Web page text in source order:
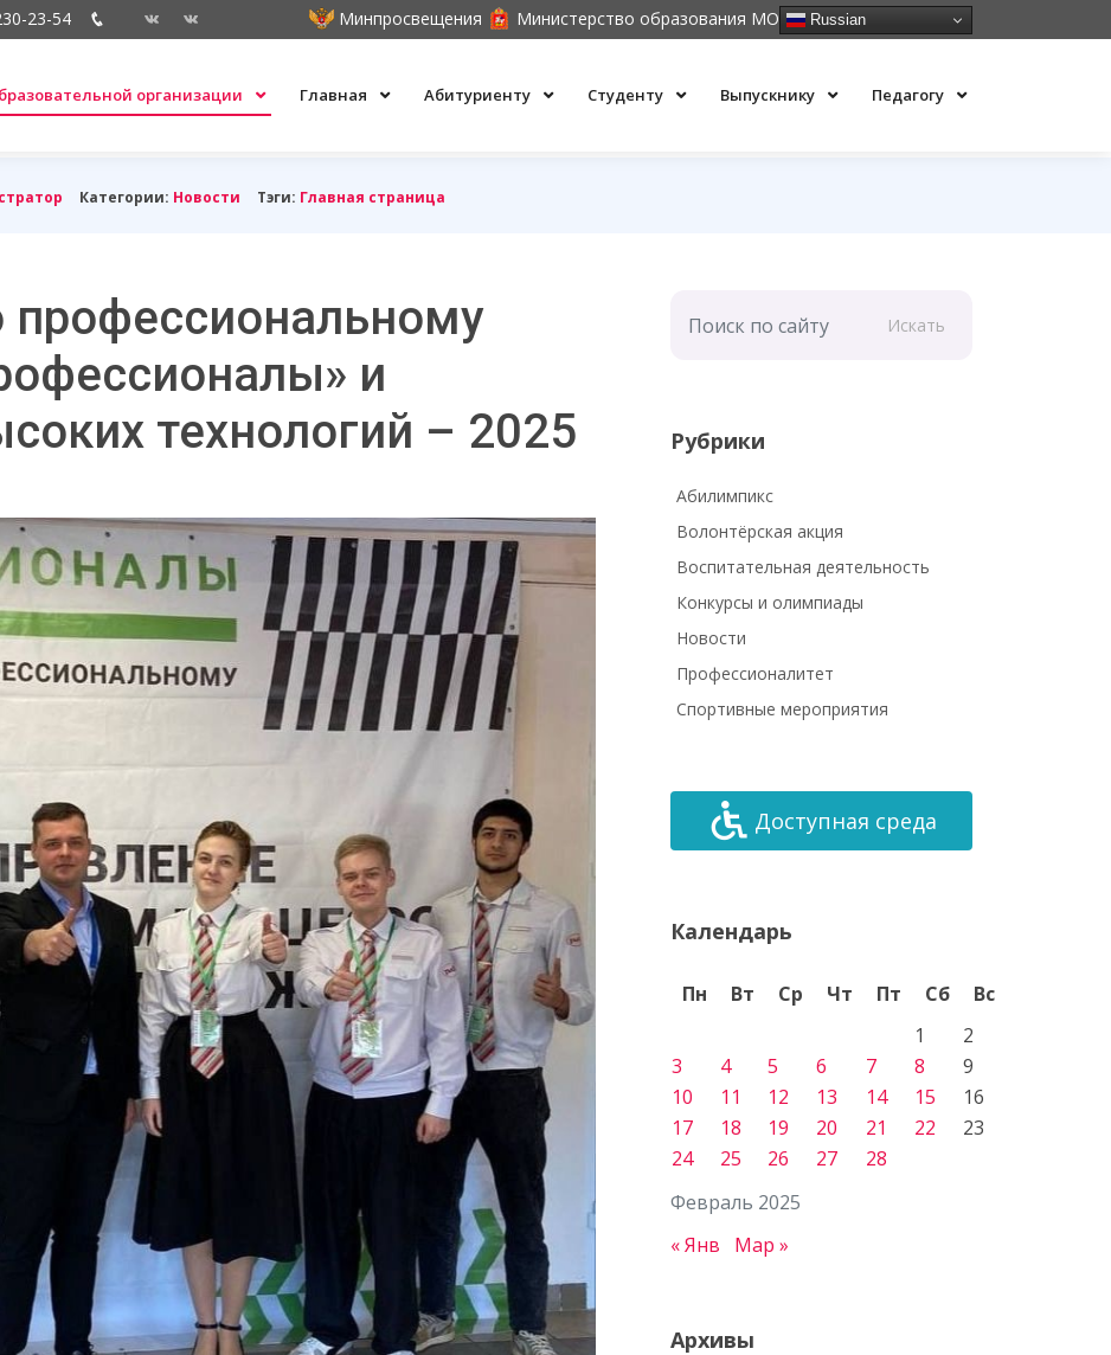
23-54 Минпросвещения Министерство образования МО Russian
организации Главная Абитуриенту Студенту Выпускнику Педагогу
Категории: Новости Тэги: Главная страница
и
технологий – 2025
Искать
Рубрики
Абилимпикс
Волонтёрская акция
Воспитательная деятельность
Конкурсы и олимпиады
Новости
Профессионалитет
Спортивные мероприятия
Доступная среда
Календарь
Февраль 2025
Пн Вт Ср Чт Пт Сб
Вс
1
2
3
4 5 6 7 8
9
10
11 12 13 14 15
16
17
18 19 20 21 22
23
24
25 26 27 28
« Янв Мар »
Архивы